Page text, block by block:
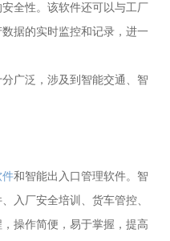
全性。该软件还可以与工厂
据的实时监控和记录，进一
广泛，涉及到智能交通、智
件和智能出入口管理软件。智
入厂安全培训、货车管控、
操作简便，易于掌握，提高